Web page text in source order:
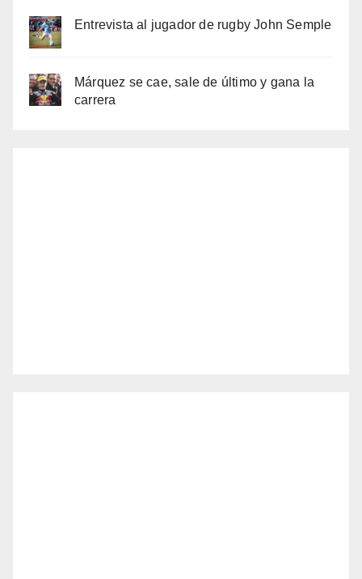
Entrevista al jugador de rugby John Semple
Márquez se cae, sale de último y gana la
carrera